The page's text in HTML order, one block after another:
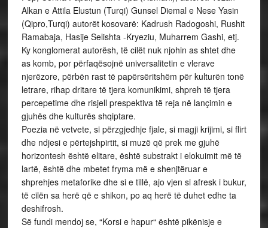
Alkan e Attila Elustun (Turqi) Gunsel Diemal e Nese Yasin
(Qipro,Turqi) autorët kosovarë: Kadrush Radogoshi, Rushit
Ramabaja, Hasije Selishta -Kryeziu, Muharrem Gashi, etj.
Ky konglomerat autorësh, të cilët nuk njohin as shtet dhe
as komb, por përfaqësojnë universalitetin e vlerave
njerëzore, përbën rast të papërsëritshëm për kulturën tonë
letrare, rihap dritare të tjera komunikimi, shpreh të tjera
percepetime dhe risjell prespektiva të reja në lançimin e
gjuhës dhe kulturës shqiptare.
Poezia në vetvete, si përzgjedhje fjale, si magji krijimi, si flirt
dhe ndjesi e përtejshpirtit, si muzë që prek me gjuhë
horizontesh është elitare, është substrakt i elokuimit më të
lartë, është dhe mbetet fryma më e shenjtëruar e
shprehjes metaforike dhe si e tillë, ajo vjen si afresk i bukur,
të cilën sa herë që e shikon, po aq herë të duhet edhe ta
deshifrosh.
Së fundi mendoj se, “Korsi e hapur“ është pikënisje e